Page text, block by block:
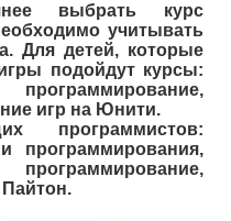
выбрать курс
учитывать
Для детей, которые
подойдут курсы:
игр на Юнити.
программистов:
программирования,